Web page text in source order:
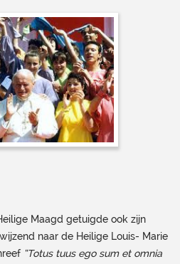
Maagd getuigde ook zijn
naar de Heilige Louis- Marie
“Totus tuus ego sum et omnia